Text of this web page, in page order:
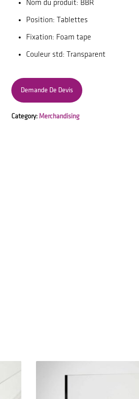
Nom du produit: BBR
Position: Tablettes
Fixation: Foam tape
Couleur std: Transparent
Demande De Devis
Category: Merchandising